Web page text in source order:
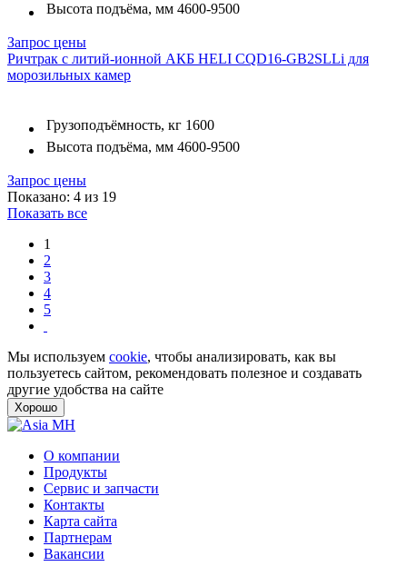
Высота подъёма, мм 4600-9500
Запрос цены
Ричтрак с литий-ионной АКБ HELI CQD16-GB2SLLi для
морозильных камер
Грузоподъёмность, кг 1600
Высота подъёма, мм 4600-9500
Запрос цены
Показано: 4 из 19
Показать все
1
2
3
4
5
Мы используем cookie, чтобы анализировать, как вы
пользуетесь сайтом, рекомендовать полезное и создавать
другие удобства на сайте
Хорошо
О компании
Продукты
Сервис и запчасти
Контакты
Карта сайта
Партнерам
Вакансии